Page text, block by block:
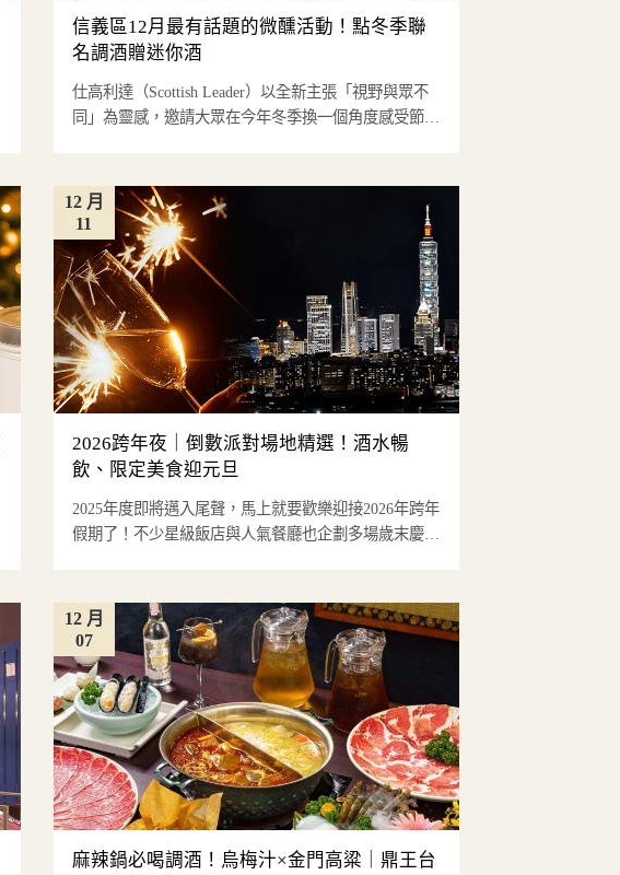
信義區12月最有話題的微醺活動！點冬季聯
名調酒贈迷你酒
仕高利達（Scottish Leader）以全新主張「視野與眾不
同」為靈感，邀請大眾在今年冬季換一個角度感受節慶
2026跨年夜｜倒數派對場地精選！酒水暢
飲、限定美食迎元旦
2025年度即將邁入尾聲，馬上就要歡樂迎接2026年跨年
假期了！不少星級飯店與人氣餐廳也企劃多場歲末慶典
11
12 月
麻辣鍋必喝調酒！烏梅汁×金門高粱｜鼎王台
07
12 月